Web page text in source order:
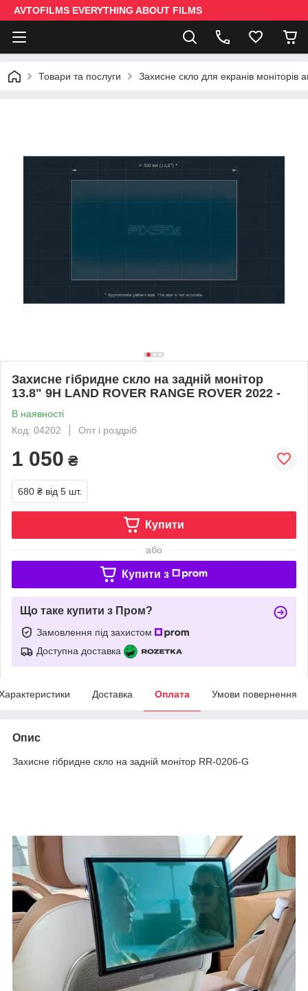
AVTOFILMS EVERYTHING ABOUT FILMS
Товари та послуги Захисне скло для екранів моніторів
Захисне гібридне скло на задній монітор
13.8" 9H LAND ROVER RANGE ROVER 2022 -
В наявності
Код: 04202
Опт і роздріб
1 050 ₴
680 ₴ від 5 шт.
Купити
або
Купити з
Що таке купити з Пром?
Замовлення під захистом
Доступна доставка
Доставка Оплата Умови повернення
Опис
Захисне гібридне скло на задній монітор RR-0206-G